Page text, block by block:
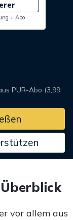
+ Abo
PUR-Abo (3,99
vor allem aus